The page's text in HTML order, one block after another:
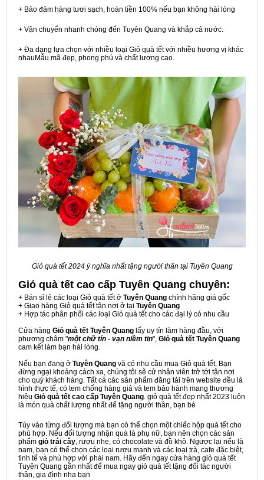
+ Bảo đảm hàng tươi sạch, hoàn tiền 100% nếu bạn không hài lòng
+ Vận chuyển nhanh chóng đến Tuyên Quang và khắp cả nước.
+ Đa dạng lựa chọn với nhiều loại Giỏ quà tết với nhiều hương vị khác
nhauMẫu mã đẹp, phong phú và chất lượng cao.
Giỏ quà tết 2024 ý nghĩa nhất tặng người thân tại Tuyên Quang
Giỏ quà tết cao cấp Tuyên Quang chuyên:
+ Bán sỉ lẻ các loại Giỏ quà tết ở Tuyên Quang chính hãng giá gốc
+ Giao hàng Giỏ quà tết tận nơi ở tại Tuyên Quang
+ Hợp tác phân phối các loại Giỏ quà tết cho các đại lý có nhu cầu
Cửa hàng Giỏ quà tết Tuyên Quang lấy uy tín làm hàng đầu, với
phương châm "một chữ tín - vạn niềm tin", Giỏ quà tết Tuyên Quang
cam kết làm bạn hài lòng.
Nếu bạn đang ở Tuyên Quang và có nhu cầu mua Giỏ quà tết, Bạn
đừng ngại khoảng cách xa, chúng tôi sẽ cử nhân viên trở tới tận nơi
cho quý khách hàng. Tất cả các sản phẩm đăng tải trên website đều là
hình thực tế, có tem chống hàng giả và tem bảo hành mang thương
hiệu Giỏ quà tết cao cấp Tuyên Quang. giỏ quà tết đẹp nhất 2023 luôn
là món quà chất lượng nhất để tặng người thân, bạn bè
Tùy vào từng đối tượng mà bạn có thể chọn một chiếc hộp quà tết cho
phù hợp. Nếu đối tượng nhận quà là phụ nữ, bạn nên chọn các sản
phẩm giỏ trái cây, rượu nhẹ, có chocolate và đồ khô. Ngược lại nếu là
nam, bạn có thể chọn các loại rượu mạnh và các loại trà, cafe đặc biệt,
tinh tế và phù hợp với phái nam. Hãy đến ngay cửa hàng giỏ quà tết
Tuyên Quang gần nhất để mua ngay giỏ quà tết tặng đối tác người
thân, gia đình nha bạn